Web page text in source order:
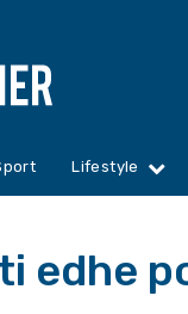
Lifestyle
edhe